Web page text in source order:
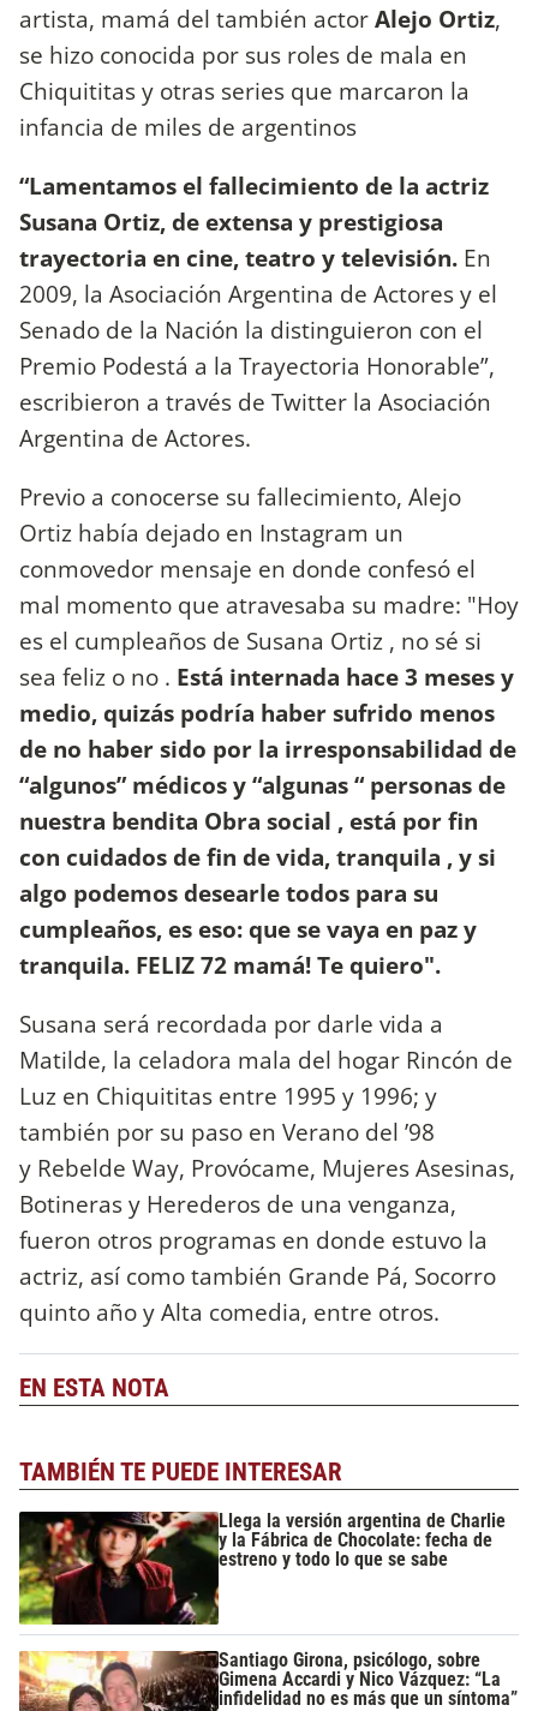
artista, mamá del también actorAlejo Ortiz,
se hizo conocida por sus roles de mala en
Chiquititas y otras series que marcaron la
infancia de miles de argentinos
“Lamentamos el fallecimiento de la actriz
Susana Ortiz, de extensa y prestigiosa
trayectoria en cine, teatro y televisión. En
2009, la Asociación Argentina de Actores y el
Senado de la Nación la distinguieron con el
Premio Podestá a la Trayectoria Honorable”,
escribieron a través de Twitter la Asociación
Argentina de Actores.
Previo a conocerse su fallecimiento, Alejo
Ortiz había dejado en Instagram un
conmovedor mensaje en donde confesó el
mal momento que atravesaba su madre: "Hoy
es el cumpleaños de Susana Ortiz , no sé si
sea feliz o no . Está internada hace 3 meses y
medio, quizás podría haber sufrido menos
de no haber sido por la irresponsabilidad de
“algunos” médicos y “algunas “ personas de
nuestra bendita Obra social , está por fin
con cuidados de fin de vida, tranquila , y si
algo podemos desearle todos para su
cumpleaños, es eso: que se vaya en paz y
tranquila. FELIZ 72 mamá! Te quiero".
Susana será recordada por darle vida a
Matilde, la celadora mala del hogar Rincón de
Luz en Chiquititas entre 1995 y 1996; y
también por su paso en Verano del ’98
y Rebelde Way, Provócame, Mujeres Asesinas,
Botineras y Herederos de una venganza,
fueron otros programas en donde estuvo la
actriz, así como también Grande Pá, Socorro
quinto año y Alta comedia, entre otros.
EN ESTA NOTA
TAMBIÉN TE PUEDE INTERESAR
Llega la versión argentina de Charlie
y la Fábrica de Chocolate: fecha de
estreno y todo lo que se sabe
Santiago Girona, psicólogo, sobre
Gimena Accardi y Nico Vázquez: “La
infidelidad no es más que un síntoma”